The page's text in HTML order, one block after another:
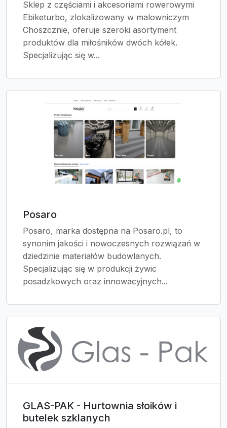
Sklep z częściami i akcesoriami rowerowymi
Ebiketurbo, zlokalizowany w malowniczym
Choszcznie, oferuje szeroki asortyment
produktów dla miłośników dwóch kółek.
Specjalizując się w...
Posaro
Posaro, marka dostępna na Posaro.pl, to
synonim jakości i nowoczesnych rozwiązań w
dziedzinie materiałów budowlanych.
Specjalizując się w produkcji żywic
posadzkowych oraz innowacyjnych...
GLAS-PAK - Hurtownia słoików i
butelek szklanych